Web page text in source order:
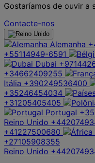
Gostaríamos de ouvir a
Contacte-nos
Alemanha
+55114949-6591
Dubai
+34662409255
Itália +390249536400
+35246454034
+31205405405
Portugal
Reino Unido
+41227500680
+27105908355
Reino Unido